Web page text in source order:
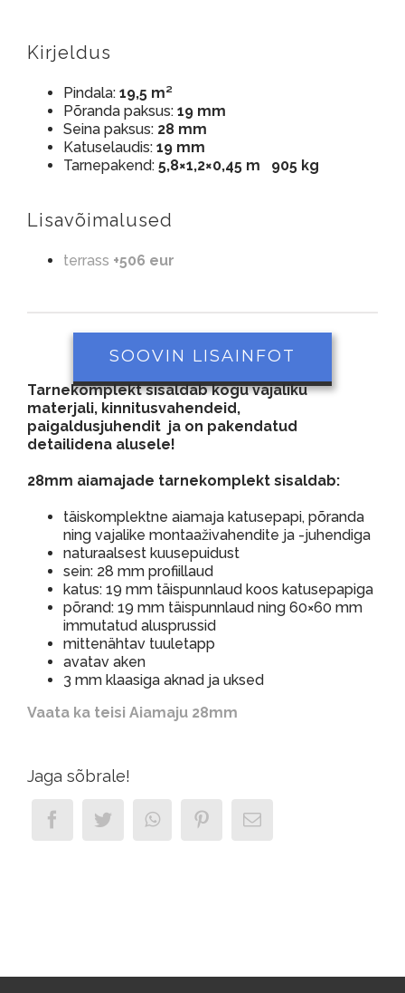
Kirjeldus
Pindala: 19,5 m²
Põranda paksus: 19 mm
Seina paksus: 28 mm
Katuselaudis: 19 mm
Tarnepakend: 5,8×1,2×0,45 m 905 kg
Lisavõimalused
terrass +506 eur
SOOVIN LISAINFOT
Tarnekomplekt sisaldab kogu vajaliku
materjali, kinnitusvahendeid,
paigaldusjuhendit ja on pakendatud
detailidena alusele!
28mm aiamajade tarnekomplekt sisaldab:
täiskomplektne aiamaja katusepapi, põranda
ning vajalike montaaživahendite ja -juhendiga
naturaalsest kuusepuidust
sein: 28 mm profiillaud
katus: 19 mm täispunnlaud koos katusepapiga
põrand: 19 mm täispunnlaud ning 60×60 mm
immutatud alusprussid
mittenähtav tuuletapp
avatav aken
3 mm klaasiga aknad ja uksed
Vaata ka teisi Aiamaju 28mm
Jaga sõbrale!